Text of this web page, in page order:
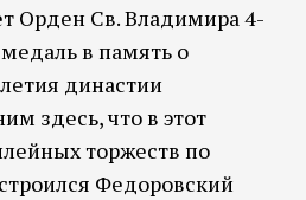
Орден Св. Владимира 4-
в память о
династии
здесь, что в этот
торжеств по
Федоровский